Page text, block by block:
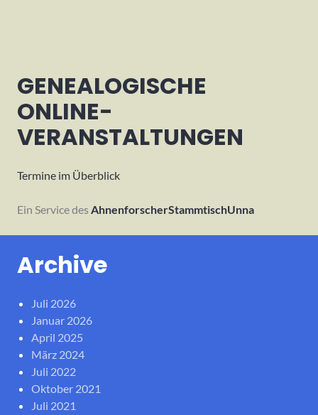
GENEALOGISCHE
ONLINE-
VERANSTALTUNGEN
Termine im Überblick
Ein Service des AhnenforscherStammtischUnna
Archive
Juli 2026
Januar 2026
April 2025
März 2024
Juli 2022
Oktober 2021
Juli 2021